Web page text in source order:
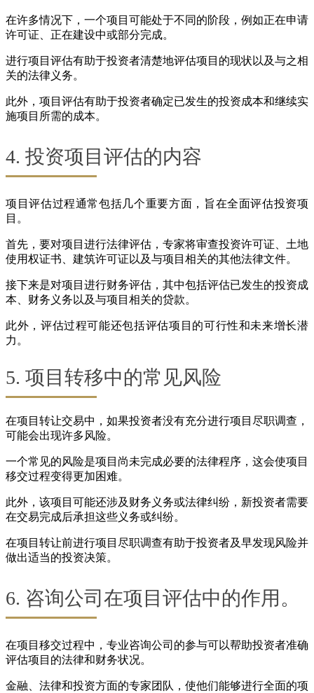
在许多情况下，一个项目可能处于不同的阶段，例如正在申请
许可证、正在建设中或部分完成。
进行项目评估有助于投资者清楚地评估项目的现状以及与之相
关的法律义务。
此外，项目评估有助于投资者确定已发生的投资成本和继续实
施项目所需的成本。
4. 投资项目评估的内容
项目评估过程通常包括几个重要方面，旨在全面评估投资项
目。
首先，要对项目进行法律评估，专家将审查投资许可证、土地
使用权证书、建筑许可证以及与项目相关的其他法律文件。
接下来是对项目进行财务评估，其中包括评估已发生的投资成
本、财务义务以及与项目相关的贷款。
此外，评估过程可能还包括评估项目的可行性和未来增长潜
力。
5. 项目转移中的常见风险
在项目转让交易中，如果投资者没有充分进行项目尽职调查，
可能会出现许多风险。
一个常见的风险是项目尚未完成必要的法律程序，这会使项目
移交过程变得更加困难。
此外，该项目可能还涉及财务义务或法律纠纷，新投资者需要
在交易完成后承担这些义务或纠纷。
在项目转让前进行项目尽职调查有助于投资者及早发现风险并
做出适当的投资决策。
6. 咨询公司在项目评估中的作用。
在项目移交过程中，专业咨询公司的参与可以帮助投资者准确
评估项目的法律和财务状况。
金融、法律和投资方面的专家团队，使他们能够进行全面的项